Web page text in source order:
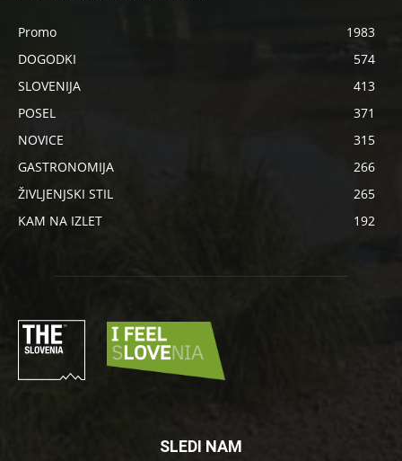
Promo
1983
DOGODKI
574
SLOVENIJA
413
POSEL
371
NOVICE
315
GASTRONOMIJA
266
ŽIVLJENJSKI STIL
265
KAM NA IZLET
192
SLEDI NAM